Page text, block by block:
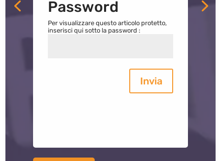
Password
Per visualizzare questo articolo protetto,
inserisci qui sotto la password :
Invia